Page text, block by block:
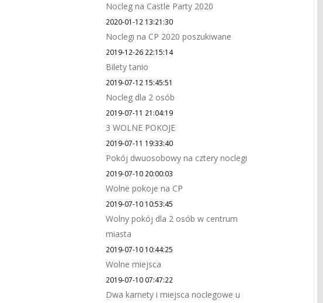
Nocleg na Castle Party 2020
2020-01-12 13:21:30
Noclegi na CP 2020 poszukiwane
2019-12-26 22:15:14
Bilety tanio
2019-07-12 15:45:51
Nocleg dla 2 osób
2019-07-11 21:04:19
3 WOLNE POKOJE
2019-07-11 19:33:40
Pokój dwuosobowy na cztery noclegi
2019-07-10 20:00:03
Wolne pokoje na CP
2019-07-10 10:53:45
Wolny pokój dla 2 osób w centrum
miasta
2019-07-10 10:44:25
Wolne miejsca
2019-07-10 07:47:22
Dwa karnety i miejsca noclegowe u